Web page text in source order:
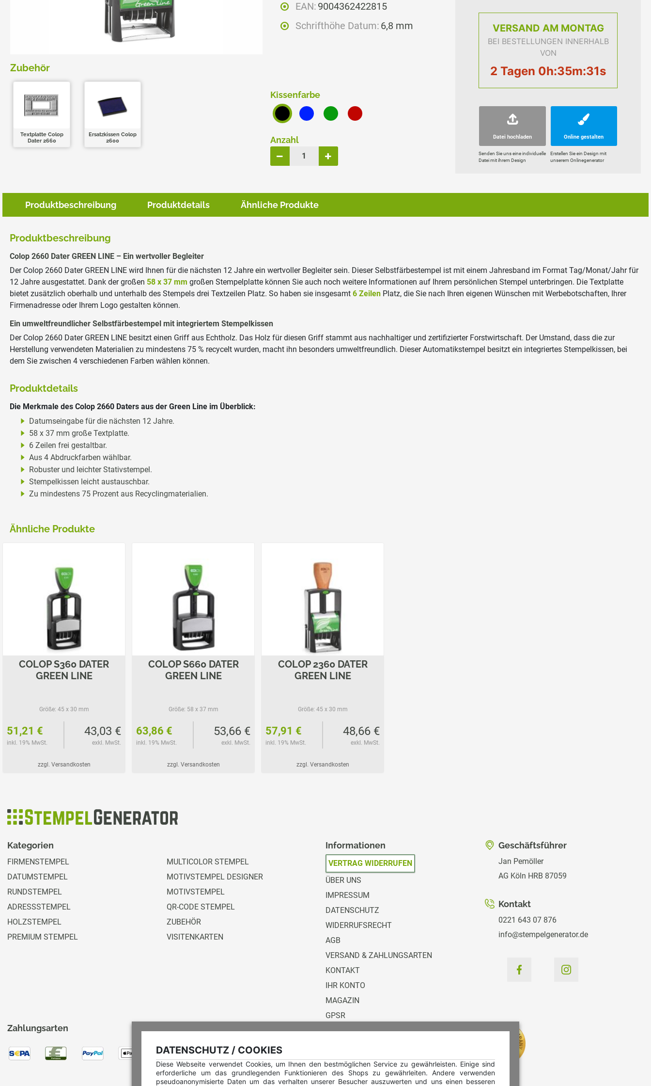
DATENSCHUTZ / COOKIES
Diese Webseite verwendet Cookies, um Ihnen den bestmöglichen Service zu gewährleisten. Einige sind
erforderliche um das grundlegenden Funktionieren des Shops zu gewährleiten. Andere verwenden
pseudoanonymisierte Daten um das verhalten unserer Besucher auszuwerten und uns einen besseren
COLOP E-MARK
TRODAT® CREATIVE MINI
ERSATZPLATTEN NACH GRÖSSE
Zubehör
Textplatte Colop
Dater 2660
Ersatzkissen Colop
2600
EAN: 9004362422815
Schrifthöhe Datum: 6,8 mm VERSAND AM MONTAG
BEI BESTELLUNGEN INNERHALB
VON
2 Tagen 0h:35m:31s
Kissenfarbe
Anzahl Datei hochladen
Senden Sie uns eine individuelle
Datei mit ihrem Design
Online gestalten
Erstellen Sie ein Design mit
unserem Onlinegenerator
Produktbeschreibung Produktdetails Ähnliche Produkte
Produktbeschreibung
Colop 2660 Dater GREEN LINE – Ein wertvoller Begleiter
Der Colop 2660 Dater GREEN LINE wird Ihnen für die nächsten 12 Jahre ein wertvoller Begleiter sein. Dieser Selbstfärbestempel ist mit einem Jahresband im Format Tag/Monat/Jahr für
12 Jahre ausgestattet. Dank der großen 58 x 37 mm großen Stempelplatte können Sie auch noch weitere Informationen auf Ihrem persönlichen Stempel unterbringen. Die Textplatte
bietet zusätzlich oberhalb und unterhalb des Stempels drei Textzeilen Platz. So haben sie insgesamt 6 Zeilen Platz, die Sie nach Ihren eigenen Wünschen mit Werbebotschaften, Ihrer
Firmenadresse oder Ihrem Logo gestalten können.
Ein umweltfreundlicher Selbstfärbestempel mit integriertem Stempelkissen
Der Colop 2660 Dater GREEN LINE besitzt einen Griff aus Echtholz. Das Holz für diesen Griff stammt aus nachhaltiger und zertifizierter Forstwirtschaft. Der Umstand, dass die zur
Herstellung verwendeten Materialien zu mindestens 75 % recycelt wurden, macht ihn besonders umweltfreundlich. Dieser Automatikstempel besitzt ein integriertes Stempelkissen, bei
dem Sie zwischen 4 verschiedenen Farben wählen können.
Produktdetails
Die Merkmale des Colop 2660 Daters aus der Green Line im Überblick:
Datumseingabe für die nächsten 12 Jahre.
58 x 37 mm große Textplatte.
6 Zeilen frei gestaltbar.
Aus 4 Abdruckfarben wählbar.
Robuster und leichter Stativstempel.
Stempelkissen leicht austauschbar.
Zu mindestens 75 Prozent aus Recyclingmaterialien.
Ähnliche Produkte
COLOP S360 DATER
GREEN LINE
Größe: 45 x 30 mm
51,21 €
inkl. 19% MwSt.
43,03 €
exkl. MwSt.
zzgl. Versandkosten
COLOP S660 DATER
GREEN LINE
Größe: 58 x 37 mm
63,86 €
inkl. 19% MwSt.
53,66 €
exkl. MwSt.
zzgl. Versandkosten
COLOP 2360 DATER
GREEN LINE
Größe: 45 x 30 mm
57,91 €
inkl. 19% MwSt.
48,66 €
exkl. MwSt.
zzgl. Versandkosten
Kategorien
FIRMENSTEMPEL
DATUMSTEMPEL
RUNDSTEMPEL
ADRESSSTEMPEL
HOLZSTEMPEL
PREMIUM STEMPEL
MULTICOLOR STEMPEL
MOTIVSTEMPEL DESIGNER
MOTIVSTEMPEL
QR-CODE STEMPEL
ZUBEHÖR
VISITENKARTEN
Informationen
VERTRAG WIDERRUFEN
ÜBER UNS
IMPRESSUM
DATENSCHUTZ
WIDERRUFSRECHT
AGB
VERSAND & ZAHLUNGSARTEN
KONTAKT
IHR KONTO
MAGAZIN
GPSR
Geschäftsführer
Jan Pemöller
AG Köln HRB 87059
Kontakt
0221 643 07 876
info@stempelgenerator.de
Zahlungsarten